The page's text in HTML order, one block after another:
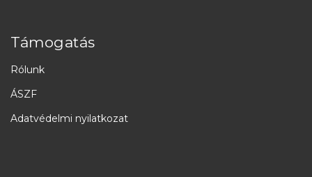
Támogatás
Rólunk
ÁSZF
Adatvédelmi nyilatkozat